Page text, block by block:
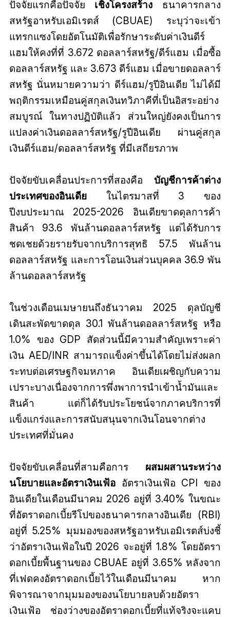
ปัจจัยแรกคือปัจจัย เชิงโครงสร้าง ธนาคารกลาง
สหรัฐอาหรับเอมิเรตส์ (CBUAE) ระบุว่าจะเข้า
แทรกแซงโดยอัตโนมัติเพื่อรักษาระดับค่าเงินดีร์
แฮมให้คงที่ที่ 3.672 ดอลลาร์สหรัฐ/ดีร์แฮม เมื่อซื้อ
ดอลลาร์สหรัฐ และ 3.673 ดีร์แฮม เมื่อขายดอลลาร์
สหรัฐ นั่นหมายความว่า ดีร์แฮม/รูปีอินเดีย ไม่ได้มี
พฤติกรรมเหมือนคู่สกุลเงินทวิภาคีที่เป็นอิสระอย่าง
สมบูรณ์ ในทางปฏิบัติแล้ว ส่วนใหญ่ยังคงเป็นการ
แปลงค่าเงินดอลลาร์สหรัฐ/รูปีอินเดีย ผ่านคู่สกุล
เงินดีร์แฮม/ดอลลาร์สหรัฐ ที่มีเสถียรภาพ
ปัจจัยขับเคลื่อนประการที่สองคือบัญชีการค้าต่าง
ประเทศของอินเดียในไตรมาสที่ 3 ของ
ปีงบประมาณ 2025-2026 อินเดียขาดดุลการค้า
สินค้า 93.6 พันล้านดอลลาร์สหรัฐ แต่ได้รับการ
ชดเชยด้วยรายรับจากบริการสุทธิ 57.5 พันล้าน
ดอลลาร์สหรัฐ และการโอนเงินส่วนบุคคล 36.9 พัน
ล้านดอลลาร์สหรัฐ
ในช่วงเดือนเมษายนถึงธันวาคม 2025 ดุลบัญชี
เดินสะพัดขาดดุล 30.1 พันล้านดอลลาร์สหรัฐ หรือ
1.0% ของ GDP สัดส่วนนี้มีความสำคัญเพราะค่า
เงิน AED/INR สามารถแข็งค่าขึ้นได้โดยไม่ส่งผลก
ระทบต่อเศรษฐกิจมหภาค อินเดียเผชิญกับความ
เปราะบางเนื่องจากการพึ่งพาการนำเข้าน้ำมันและ
สินค้า แต่ก็ได้รับประโยชน์จากภาคบริการที่
แข็งแกร่งและการสนับสนุนจากเงินโอนจากต่าง
ประเทศที่มั่นคง
ปัจจัยขับเคลื่อนที่สามคือการ ผสมผสานระหว่าง
นโยบายและอัตราเงินเฟ้ออัตราเงินเฟ้อ CPI ของ
อินเดียในเดือนมีนาคม 2026 อยู่ที่ 3.40% ในขณะ
ที่อัตราดอกเบี้ยรีโปของธนาคารกลางอินเดีย (RBI)
อยู่ที่ 5.25% มุมมองของสหรัฐอาหรับเอมิเรตส์บ่งชี้
ว่าอัตราเงินเฟ้อในปี 2026 จะอยู่ที่ 1.8% โดยอัตรา
ดอกเบี้ยพื้นฐานของ CBUAE อยู่ที่ 3.65% หลังจาก
ที่เฟดคงอัตราดอกเบี้ยไว้ในเดือนมีนาคม หาก
พิจารณาจากมุมมองของนโยบายลบด้วยอัตรา
เงินเฟ้อ ช่องว่างของอัตราดอกเบี้ยที่แท้จริงจะแคบ